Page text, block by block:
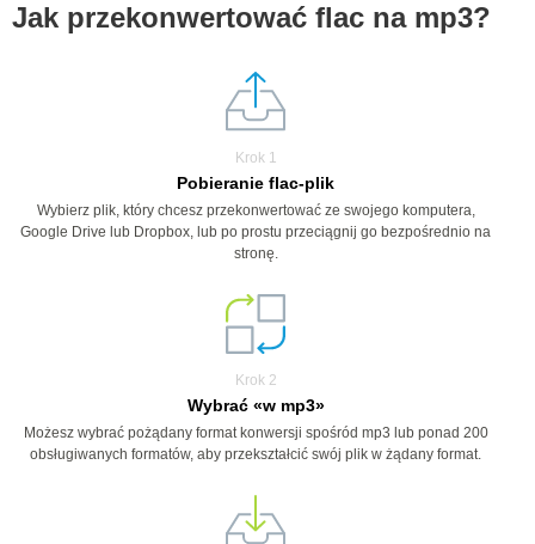
Jak przekonwertować flac na mp3?
Krok 1
Pobieranie flac-plik
Wybierz plik, który chcesz przekonwertować ze swojego komputera,
Google Drive lub Dropbox, lub po prostu przeciągnij go bezpośrednio na
stronę.
Krok 2
Wybrać «w mp3»
Możesz wybrać pożądany format konwersji spośród mp3 lub ponad 200
obsługiwanych formatów, aby przekształcić swój plik w żądany format.